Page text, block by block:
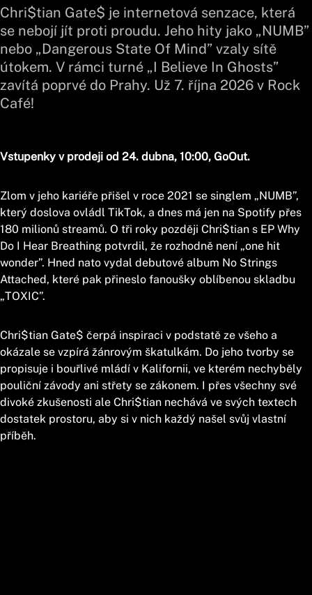
Chri$tian Gate$ je internetová senzace, která
se nebojí jít proti proudu. Jeho hity jako „NUMB”
nebo „Dangerous State Of Mind” vzaly sítě
útokem. V rámci turné „I Believe In Ghosts”
zavítá poprvé do Prahy. Už 7. října 2026 v Rock
Café!
Vstupenky v prodeji od 24. dubna, 10:00, GoOut.
Zlom v jeho kariéře přišel v roce 2021 se singlem „NUMB”,
který doslova ovládl TikTok, a dnes má jen na Spotify přes
180 milionů streamů. O tři roky později Chri$tian s EP Why
Do I Hear Breathing potvrdil, že rozhodně není „one hit
wonder”. Hned nato vydal debutové album No Strings
Attached, které pak přineslo fanoušky oblíbenou skladbu
„TOXIC”.
Chri$tian Gate$ čerpá inspiraci v podstatě ze všeho a
okázale se vzpírá žánrovým škatulkám. Do jeho tvorby se
propisuje i bouřlivé mládí v Kalifornii, ve kterém nechyběly
pouliční závody ani střety se zákonem. I přes všechny své
divoké zkušenosti ale Chri$tian nechává ve svých textech
dostatek prostoru, aby si v nich každý našel svůj vlastní
příběh.